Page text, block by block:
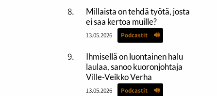
Millaista on tehdä työtä, josta
ei saa kertoa muille?
13.05.2026 Podcastit
Ihmisellä on luontainen halu
laulaa, sanoo kuoronjohtaja
Ville-Veikko Verha
13.05.2026 Podcastit